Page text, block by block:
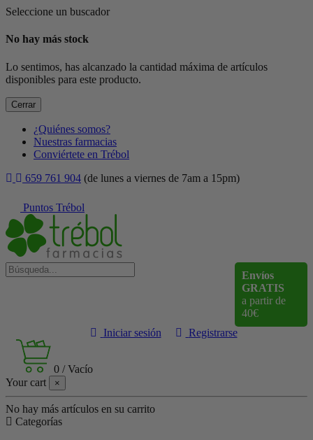
Seleccione un buscador
No hay más stock
Lo sentimos, has alcanzado la cantidad máxima de artículos
disponibles para este producto.
Cerrar
¿Quiénes somos?
Nuestras farmacias
Conviértete en Trébol
659 761 904 (de lunes a viernes de 7am a 15pm)
Puntos Trébol
Envíos
GRATIS
a partir de
40€
Iniciar sesión
Registrarse
0 /Vacío
Your cart
×
No hay más artículos en su carrito
Categorías